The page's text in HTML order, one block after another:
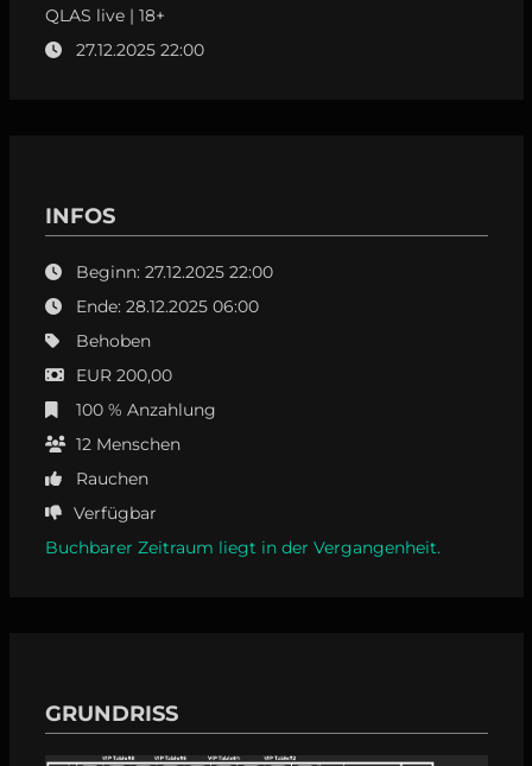
QLAS live | 18+
27.12.2025 22:00
INFOS
Beginn: 27.12.2025 22:00
Ende: 28.12.2025 06:00
Behoben
EUR 200,00
100 % Anzahlung
12 Menschen
Rauchen
Verfügbar
Buchbarer Zeitraum liegt in der Vergangenheit.
GRUNDRISS